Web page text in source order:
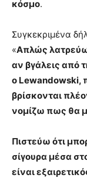
κόσμο.
Συγκεκριμένα
«Απλώς λατρεύω
αν βγάλεις από
ο Lewandowski,
βρίσκονται
νομίζω πως θα
Πιστεύω ότι
σίγουρα μέσα
είναι